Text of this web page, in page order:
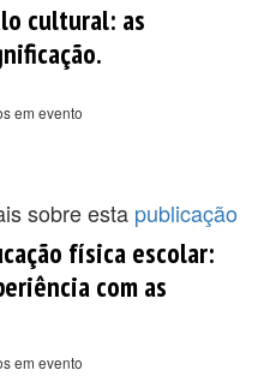
cultural: as
em evento
sobre esta publicação
física escolar:
com as
em evento